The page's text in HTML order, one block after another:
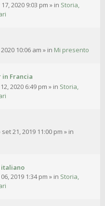
2020 9:03 pm » in Storia,
10:06 am » in Mi presento
Francia
2020 6:49 pm » in Storia,
21, 2019 11:00 pm » in
italiano
2019 1:34 pm » in Storia,